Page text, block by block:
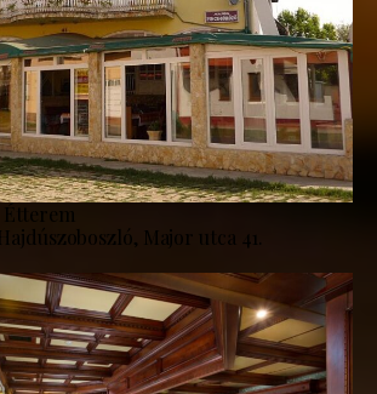
Major utca 41.